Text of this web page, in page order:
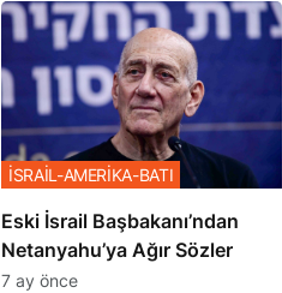
Eski İsrail Başbakanı’ndan
Netanyahu’ya Ağır Sözler
İSRAİL-AMERİKA-BATI
7 ay önce